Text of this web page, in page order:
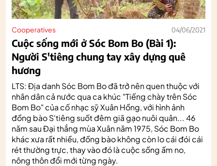
Cooperatives 04/06/2021
Cuộc sống mới ở Sóc Bom Bo (Bài 1):
Người S'tiêng chung tay xây dựng quê
hương
LTS: Địa danh Sóc Bom Bo đã trở nên quen thuộc với
nhân dân cả nước qua ca khúc "Tiếng chày trên Sóc
Bom Bo" của cố nhạc sỹ Xuân Hồng, với hình ảnh
đồng bào S'tiêng suốt đêm giã gạo nuôi quân... 46
năm sau Đại thắng mùa Xuân năm 1975, Sóc Bom Bo
khác xưa rất nhiều, đồng bào không còn lo cái đói cái
rét thường trực, thay vào đó là cuộc sống ấm no,
nông thôn đổi mới từng ngày.